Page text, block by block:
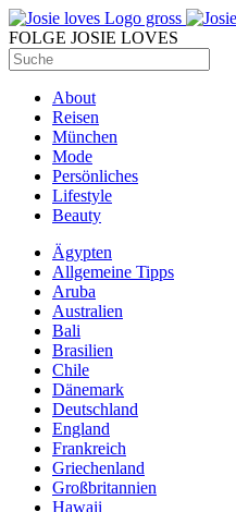
FOLGE JOSIE LOVES
About
Reisen
München
Mode
Persönliches
Lifestyle
Beauty
Ägypten
Allgemeine Tipps
Aruba
Australien
Bali
Brasilien
Chile
Dänemark
Deutschland
England
Frankreich
Griechenland
Großbritannien
Hawaii